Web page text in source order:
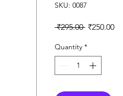
SKU: 0087
₹295.00 Regular
₹250.00
Quantity *